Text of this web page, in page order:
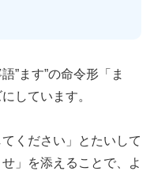
”ます”の命令形「ま
しています。
ください」とたいして
」を添えることで、よ